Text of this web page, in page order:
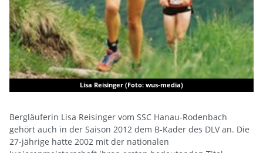
Lisa Reisinger (Foto: wus-media)
Bergläuferin Lisa Reisinger vom SSC Hanau-Rodenbach
gehört auch in der Saison 2012 dem B-Kader des DLV an. Die
27-jährige hatte 2002 mit der nationalen